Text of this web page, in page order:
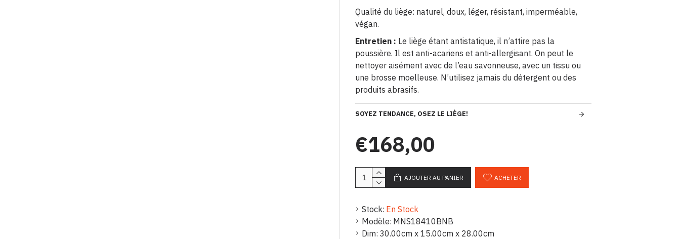
Qualité du liège: naturel, doux, léger, résistant, imperméable,
végan.
Entretien : Le liège étant antistatique, il n’attire pas la
poussière. Il est anti-acariens et anti-allergisant. On peut le
nettoyer aisément avec de l’eau savonneuse, avec un tissu ou
une brosse moelleuse. N’utilisez jamais du détergent ou des
produits abrasifs.
SOYEZ TENDANCE, OSEZ LE LIÈGE!
Stock: En Stock
Modèle: MNS18410BNB
Dim: 30.00cm x 15.00cm x 28.00cm
€168,00
AJOUTER AU PANIER ACHETER